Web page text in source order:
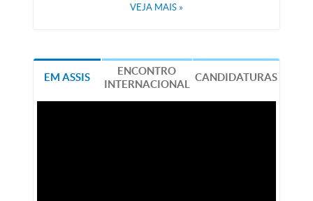
VEJA MAIS »
EM ASSIS
ENCONTRO
INTERNACIONAL
CANDIDATURAS